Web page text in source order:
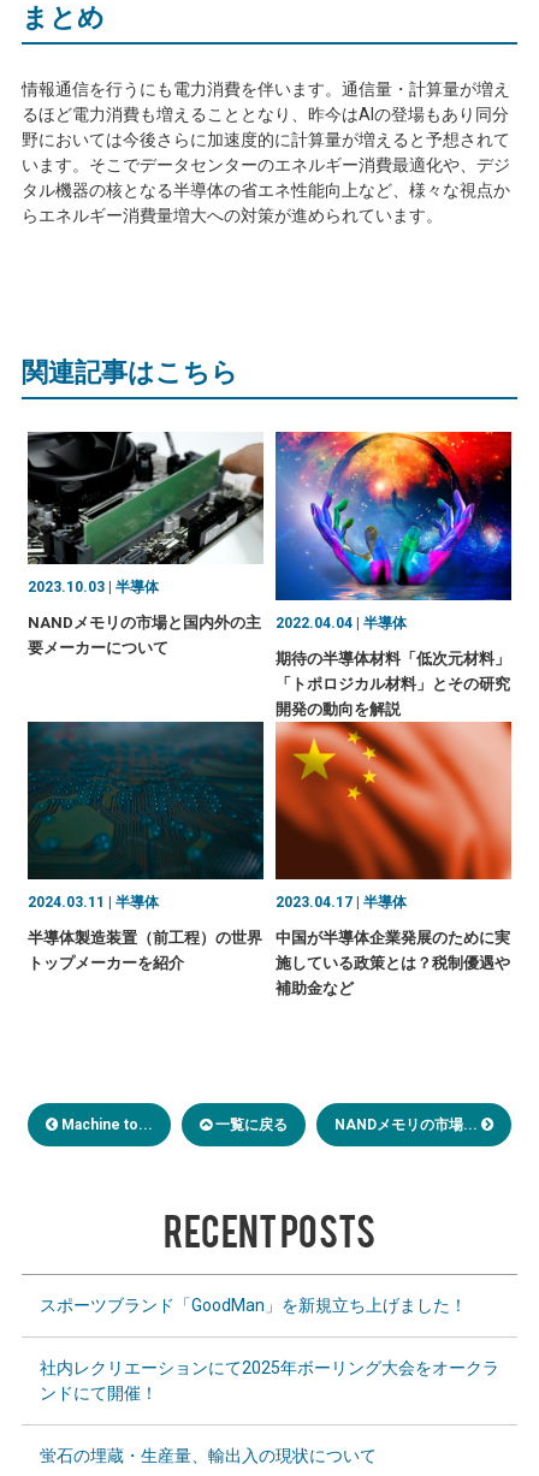
まとめ
情報通信を行うにも電力消費を伴います。通信量・計算量が増え
るほど電力消費も増えることとなり、昨今はAI の登場もあり同分
野においては今後さらに加速度的に計算量が増えると予想されて
います。そこでデータセンターのエネルギー消費最適化や、デジ
タル機器の核となる半導体の省エネ性能向上など、様々な視点か
らエネルギー消費量増大への対策が進められています。
関連記事はこちら
2023.10.03 | 半導体
NANDメモリの市場と国内外の主
要メーカーについて
2022.04.04 | 半導体
期待の半導体材料「低次元材料」
「トポロジカル材料」とその研究
開発の動向を解説
2024.03.11 | 半導体
半導体製造装置（前工程）の世界
トップメーカーを紹介
2023.04.17 | 半導体
中国が半導体企業発展のために実
施している政策とは？税制優遇や
補助金など
Machine to... 一覧に戻る NANDメモリの市場...
RECENT POSTS
スポーツブランド「GoodMan」を新規立ち上げました！
社内レクリエーションにて2025年ボーリング大会をオークラ
ンドにて開催！
蛍石の埋蔵・生産量、輸出入の現状について